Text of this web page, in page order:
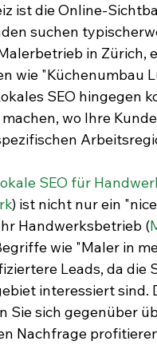
ist die Online-
suchen
in Zürich,
wie "Küchenumbau
SEO hingegen
wo Ihre
SEO für
) ist nicht nur ein
Handwerksbetrieb (
wie "Maler in
Leads, da die
interessiert sind.
Sie sich gegenüber
Nachfrage